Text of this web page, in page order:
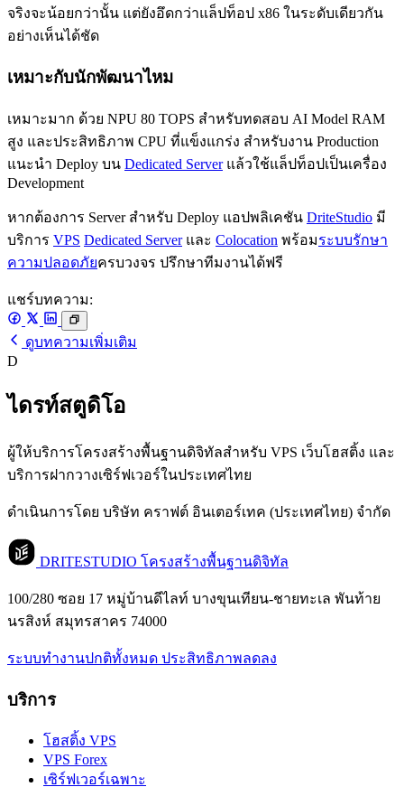
จริงจะน้อยกว่านั้น แต่ยังอึดกว่าแล็ปท็อป x86 ในระดับเดียวกัน
อย่างเห็นได้ชัด
เหมาะกับนักพัฒนาไหม
เหมาะมาก ด้วย NPU 80 TOPS สำหรับทดสอบ AI Model RAM
สูง และประสิทธิภาพ CPU ที่แข็งแกร่ง สำหรับงาน Production
แนะนำ Deploy บน Dedicated Serverแล้วใช้แล็ปท็อปเป็นเครื่อง
Development
หากต้องการ Server สำหรับ Deploy แอปพลิเคชัน DriteStudio มี
บริการ VPS Dedicated Serverและ Colocation พร้อมระบบรักษา
ความปลอดภัยครบวงจร ปรึกษาทีมงานได้ฟรี
แชร์บทความ:
ดูบทความเพิ่มเติม
D
ไดรท์สตูดิโอ
ผู้ให้บริการโครงสร้างพื้นฐานดิจิทัลสำหรับ VPS เว็บโฮสติ้ง และ
บริการฝากวางเซิร์ฟเวอร์ในประเทศไทย
ดำเนินการโดย บริษัท คราฟต์ อินเตอร์เทค (ประเทศไทย) จำกัด
DRITESTUDIO โครงสร้างพื้นฐานดิจิทัล
100/280 ซอย 17 หมู่บ้านดีไลท์ บางขุนเทียน-ชายทะเล พันท้าย
นรสิงห์ สมุทรสาคร 74000
ระบบทำงานปกติทั้งหมด ประสิทธิภาพลดลง
บริการ
โฮสติ้ง VPS
VPS Forex
เซิร์ฟเวอร์เฉพาะ